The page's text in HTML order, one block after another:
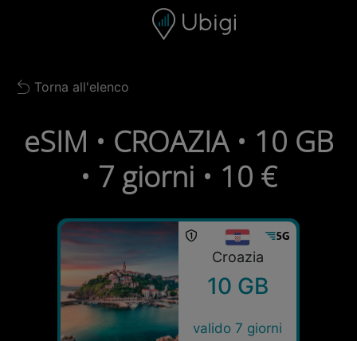
Barra di navigazione
Back to list
Torna all'elenco
eSIM • CROAZIA • 10 GB
• 7 giorni • 10 €
Croazia
10 GB
valido 7 giorni